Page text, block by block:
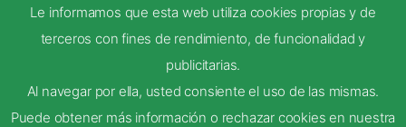
Le informamos que esta web utiliza cookies propias y de
terceros con fines de rendimiento, de funcionalidad y
publicitarias.
Al navegar por ella, usted consiente el uso de las mismas.
Puede obtener más información o rechazar cookies en nuestra
Necessary
Siempre activado
Estas Cookies se utilizan para mejorar su
experiencia de navegación y optimizar el
funcionamiento de nuestro sitio Web.